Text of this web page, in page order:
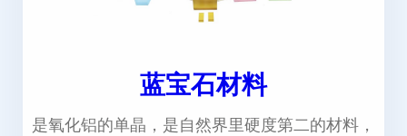
蓝宝石材料
是氧化铝的单晶，是自然界里硬度第二的材料，